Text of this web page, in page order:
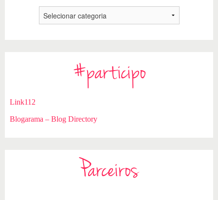
#participo
Link112
Blogarama – Blog Directory
Parceiros